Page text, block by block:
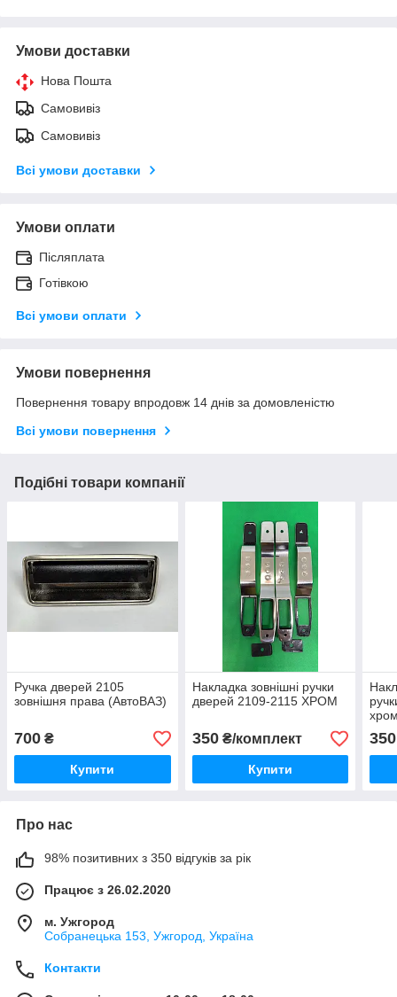
Умови доставки
Нова Пошта
Самовивіз
Самовивіз
Всі умови доставки
Умови оплати
Післяплата
Готівкою
Всі умови оплати
Умови повернення
Повернення товару впродовж 14 днів за домовленістю
Всі умови повернення
Подібні товари компанії
Ручка дверей 2105
зовнішня права (АвтоВАЗ)
700 ₴
Купити
Накладка зовнішні ручки
дверей 2109-2115 ХРОМ
350₴/комплект
Купити
350
Про нас
98% позитивних з 350 відгуків за рік
Працює з 26.02.2020
м. Ужгород
Собранецька 153, Ужгород, Україна
Контакти